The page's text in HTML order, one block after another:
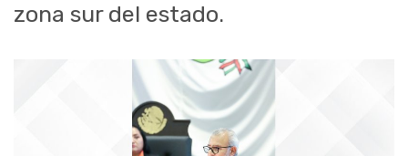
zona sur del estado.